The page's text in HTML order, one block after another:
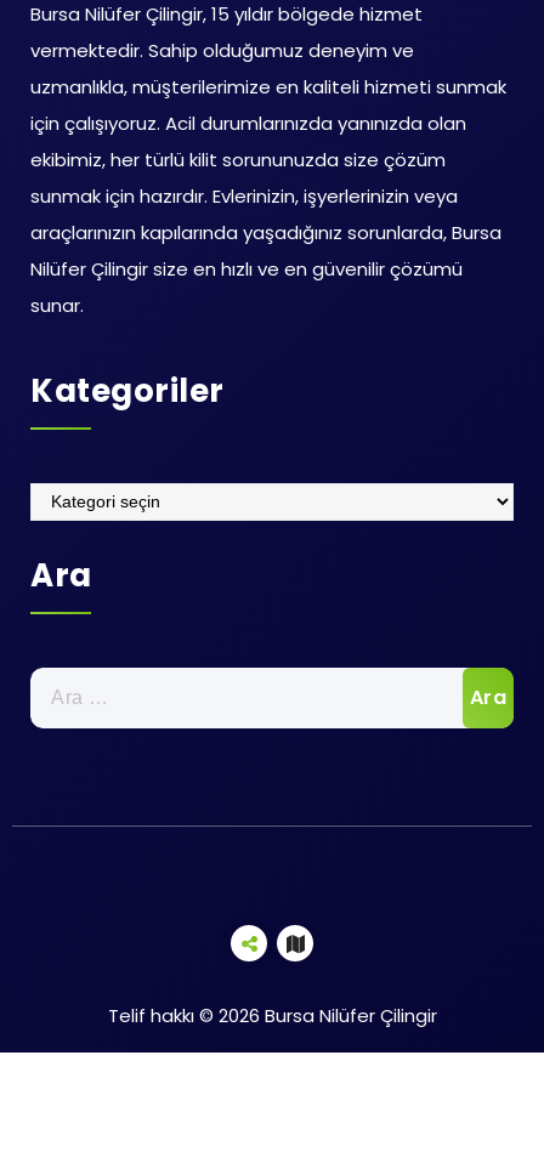
Bursa Nilüfer Çilingir, 15 yıldır bölgede hizmet
vermektedir. Sahip olduğumuz deneyim ve
uzmanlıkla, müşterilerimize en kaliteli hizmeti sunmak
için çalışıyoruz. Acil durumlarınızda yanınızda olan
ekibimiz, her türlü kilit sorununuzda size çözüm
sunmak için hazırdır. Evlerinizin, işyerlerinizin veya
araçlarınızın kapılarında yaşadığınız sorunlarda, Bursa
Nilüfer Çilingir size en hızlı ve en güvenilir çözümü
sunar.
Kategoriler
Kategoriler
Ara
Arama:
Telif hakkı © 2026 Bursa Nilüfer Çilingir